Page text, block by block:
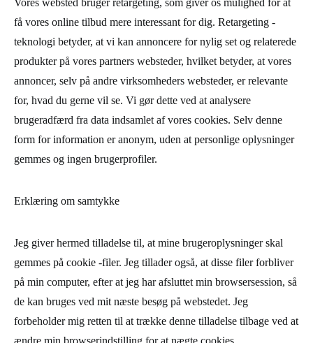
Vores websted bruger retargeting, som giver os mulighed for at
få vores online tilbud mere interessant for dig. Retargeting -
teknologi betyder, at vi kan annoncere for nylig set og relaterede
produkter på vores partners websteder, hvilket betyder, at vores
annoncer, selv på andre virksomheders websteder, er relevante
for, hvad du gerne vil se. Vi gør dette ved at analysere
brugeradfærd fra data indsamlet af vores cookies. Selv denne
form for information er anonym, uden at personlige oplysninger
gemmes og ingen brugerprofiler.
Erklæring om samtykke
Jeg giver hermed tilladelse til, at mine brugeroplysninger skal
gemmes på cookie -filer. Jeg tillader også, at disse filer forbliver
på min computer, efter at jeg har afsluttet min browsersession, så
de kan bruges ved mit næste besøg på webstedet. Jeg
forbeholder mig retten til at trække denne tilladelse tilbage ved at
ændre min browserindstilling for at nægte cookies.